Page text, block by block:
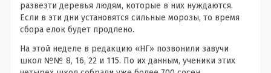
развезти деревья людям, которые в них нуждаются.
Если в эти дни установятся сильные морозы, то время
сбора елок будет продлено.
На этой неделе в редакцию «НГ» позвонили завучи
школ №№ 8, 16, 22 и 115. По их данным, ученики этих